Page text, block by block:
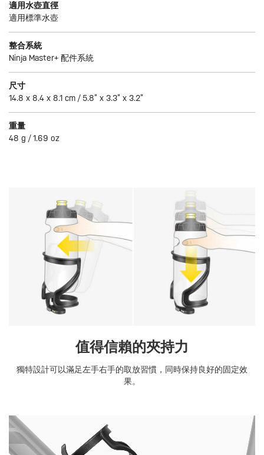
適用水壺直徑
適用標準水壺
整合系統
Ninja Master+ 配件系統
尺寸
14.8 x 8.4 x 8.1 cm / 5.8” x 3.3” x 3.2”
重量
48 g / 1.69 oz
值得信賴的夾持力
獨特設計可以滿足左手右手的取放習慣，同時保持良好的固定效
果。